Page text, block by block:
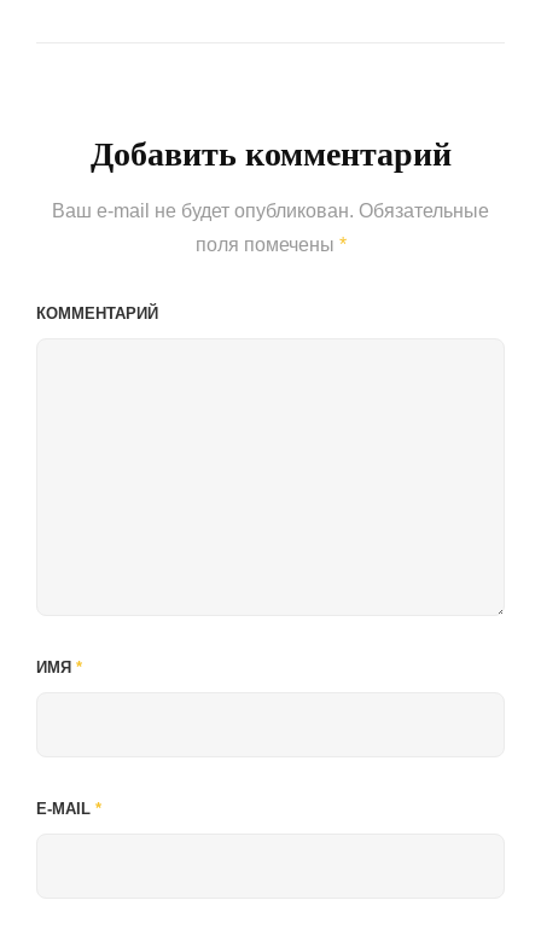
Добавить комментарий
Ваш e-mail не будет опубликован. Обязательные
поля помечены *
КОММЕНТАРИЙ
ИМЯ *
E-MAIL *